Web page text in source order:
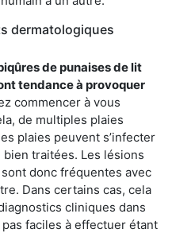
dermatologiques
de punaises de lit
tendance à provoquer
commencer à vous
de multiples plaies
plaies peuvent s’infecter
traitées. Les lésions
donc fréquentes avec
Dans certains cas, cela
cliniques dans
faciles à effectuer étant